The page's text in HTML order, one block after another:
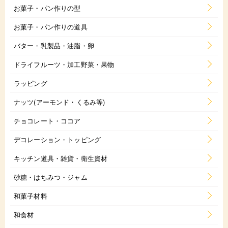
お菓子・パン作りの型
お菓子・パン作りの道具
バター・乳製品・油脂・卵
ドライフルーツ・加工野菜・果物
ラッピング
ナッツ(アーモンド・くるみ等)
チョコレート・ココア
デコレーション・トッピング
キッチン道具・雑貨・衛生資材
砂糖・はちみつ・ジャム
和菓子材料
和食材